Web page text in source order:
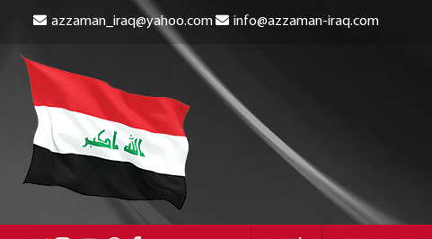
azzaman_iraq@yahoo.com info@azzaman-iraq.com